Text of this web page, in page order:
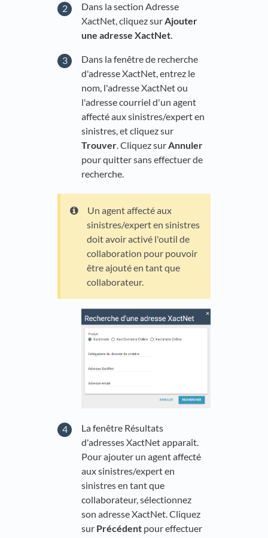
Dans la section Adresse
XactNet, cliquez surAjouter
une adresse XactNet.
Dans la fenêtre de recherche
d'adresse XactNet, entrez le
nom, l'adresse XactNet ou
l'adresse courriel d'un agent
affecté aux sinistres/expert en
sinistres, et cliquez sur
Trouver. Cliquez surAnnuler
pour quitter sans effectuer de
recherche.
Un agent affecté aux
sinistres/expert en sinistres
doit avoir activé l'outil de
collaboration pour pouvoir
être ajouté en tant que
collaborateur.
La fenêtre Résultats
d'adresses XactNet apparaît.
Pour ajouter un agent affecté
aux sinistres/expert en
sinistres en tant que
collaborateur, sélectionnez
son adresse XactNet. Cliquez
sur Précédent pour effectuer